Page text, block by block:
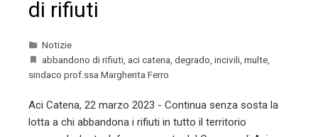
di rifiuti
Notizie
abbandono di rifiuti, aci catena, degrado, incivili, multe,
sindaco prof.ssa Margherita Ferro
Aci Catena, 22 marzo 2023 - Continua senza sosta la
lotta a chi abbandona i rifiuti in tutto il territorio